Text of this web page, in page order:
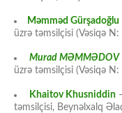
Məmməd Gürşadoğlu
üzrə təmsilçisi (Vəsiqə
Murad MƏMMƏDOV
üzrə təmsilçisi (Vəsiqə
Khaitov Khusniddin
təmsilçisi, Beynəlxalq